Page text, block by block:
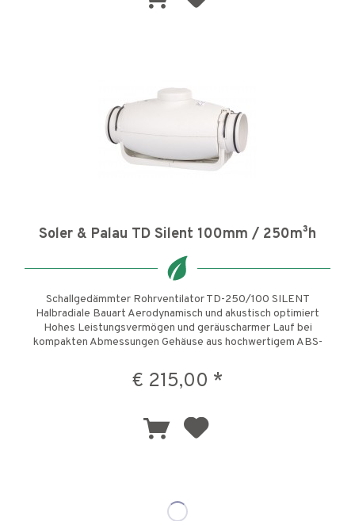
Soler & Palau TD Silent 100mm / 250m³h
Schallgedämmter Rohrventilator TD-250/100 SILENT
Halbradiale Bauart Aerodynamisch und akustisch optimiert
Hohes Leistungsvermögen und geräuscharmer Lauf bei
kompakten Abmessungen Gehäuse aus hochwertigem ABS-
€ 215,00 *